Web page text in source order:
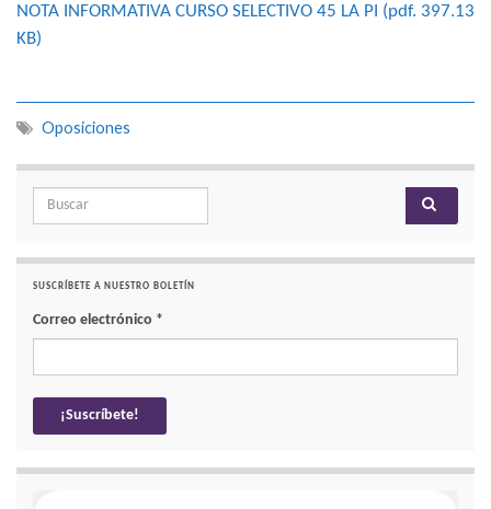
NOTA INFORMATIVA CURSO SELECTIVO 45 LA PI (pdf. 397.13
KB)
Oposiciones
Search for:
SUSCRÍBETE A NUESTRO BOLETÍN
Correo electrónico *